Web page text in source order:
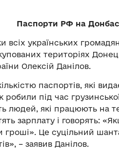
Паспорти РФ на
українських
територіях
Олексій Данілов.
паспортів, які
під час
людей, які працюють на
зарплату і говорять:
Це суцільний
– заявив Данілов.